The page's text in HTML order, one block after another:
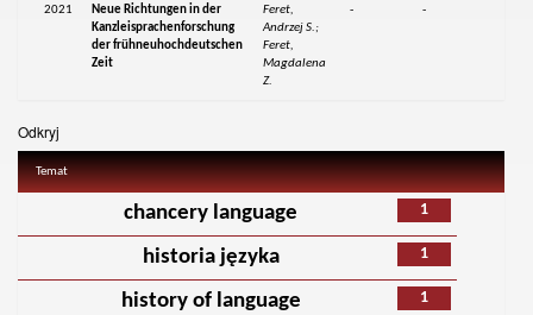
2021
Neue Richtungen in der
Kanzleisprachenforschung
der frühneuhochdeutschen
Zeit
Feret,
Andrzej S.;
Feret,
Magdalena
Z.
- -
Odkryj
Temat
1
chancery language
1
historia języka
1
history of language